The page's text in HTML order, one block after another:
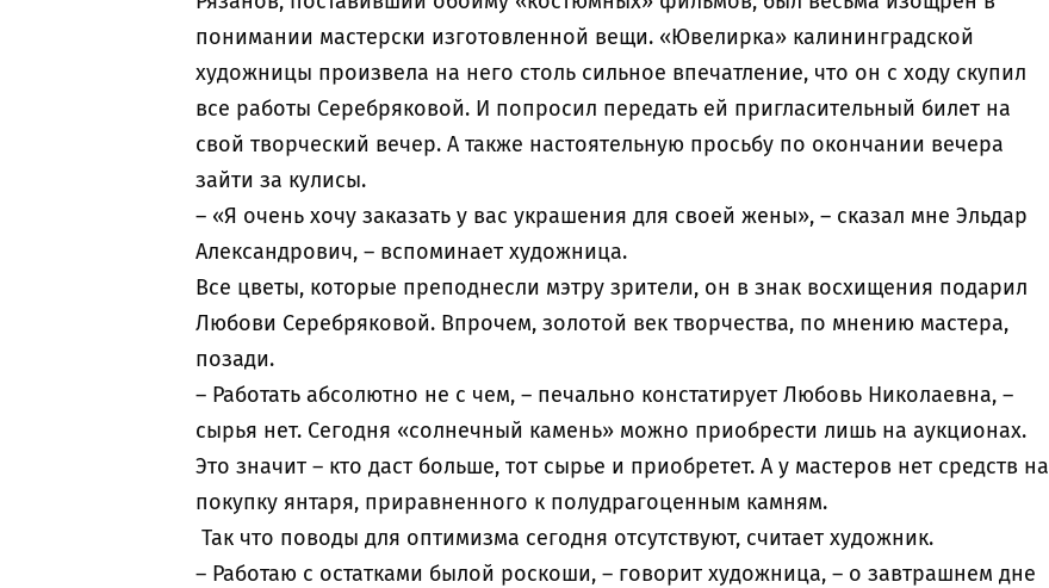
понимании мастерски изготовленной вещи. «Ювелирка» калининградской
художницы произвела на него столь сильное впечатление, что он с ходу скупил
все работы Серебряковой. И попросил передать ей пригласительный билет на
свой творческий вечер. А также настоятельную просьбу по окончании вечера
зайти за кулисы.
– «Я очень хочу заказать у вас украшения для своей жены», – сказал мне Эльдар
Александрович, – вспоминает художница.
Все цветы, которые преподнесли мэтру зрители, он в знак восхищения подарил
Любови Серебряковой. Впрочем, золотой век творчества, по мнению мастера,
позади.
– Работать абсолютно не с чем, – печально констатирует Любовь Николаевна, –
сырья нет. Сегодня «солнечный камень» можно приобрести лишь на аукционах.
Это значит – кто даст больше, тот сырье и приобретет. А у мастеров нет средств на
покупку янтаря, приравненного к полудрагоценным камням.
Так что поводы для оптимизма сегодня отсутствуют, считает художник.
– Работаю с остатками былой роскоши, – говорит художница, – о завтрашнем дне